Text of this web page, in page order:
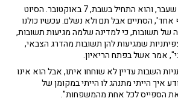
"זה בוקר שהתחיל בשבוע שעבר, והוא התחיל בשבת, 7 באוקטובר. הסיוט
הסתיים אבל תם ולא נשלם. עכשיו כולנו
של תשובות, כי למדינה שלמה מגיעות תשובות,
שמגיעות להן תשובות מהדרג הצבאי,
אמר אשל בפתח הריאיון.
השבות עדיין לא שוחחו איתו, אבל הוא אינו
איך הייתי מתנהג לו הייתי במקומן של
את הספייס לכל אחת מהמשפחות".